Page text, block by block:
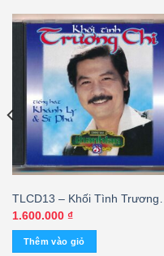
TLCD13 – Khối Tình Trương
Chi – Khánh Ly – Sĩ Phú (JVC)
KGTUS
1.600.000 ₫
Thêm vào giỏ